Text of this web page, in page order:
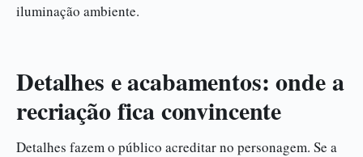
iluminação ambiente.
Detalhes e acabamentos: onde a
recriação fica convincente
Detalhes fazem o público acreditar no personagem. Se a